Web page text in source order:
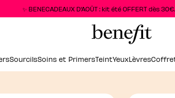
✨ BENECADEAUX D'AOÛT : kit été OFFERT dès
SourcilsSoins et PrimersTeintYeuxLèvres